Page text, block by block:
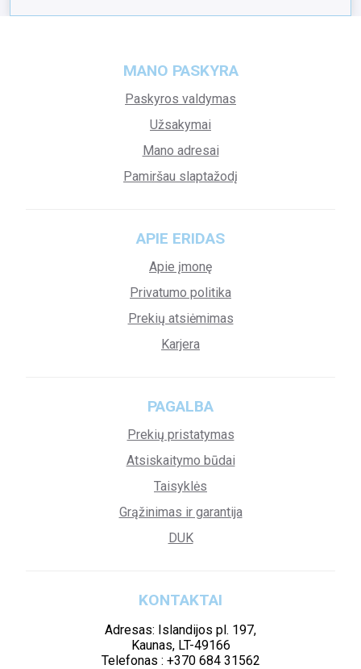
MANO PASKYRA
Paskyros valdymas
Užsakymai
Mano adresai
Pamiršau slaptažodį
APIE ERIDAS
Apie įmonę
Privatumo politika
Prekių atsiėmimas
Karjera
PAGALBA
Prekių pristatymas
Atsiskaitymo būdai
Taisyklės
Grąžinimas ir garantija
DUK
KONTAKTAI
Adresas: Islandijos pl. 197,
Kaunas, LT-49166
Telefonas : +370 684 31562